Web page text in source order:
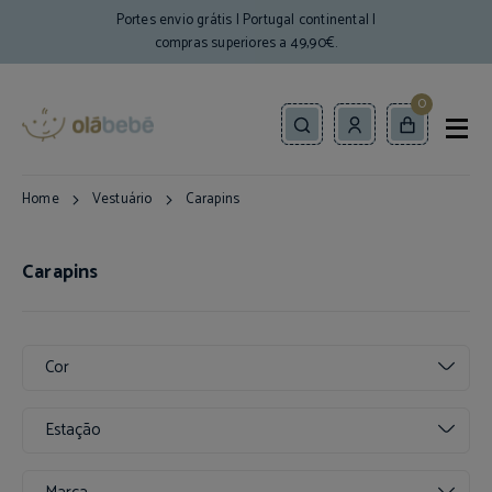
Portes envio grátis | Portugal continental |
compras superiores a 49,90€.
0
Home Vestuário Carapins
Carapins